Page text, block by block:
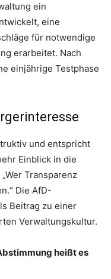
ein
eine
für notwendige
erarbeitet. Nach
einjährige Testphase
und entspricht
Einblick in die
Transparenz
Die AfD-
Beitrag zu einer
Verwaltungskultur.
heißt es